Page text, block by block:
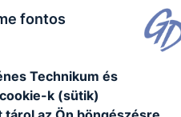
fontos
Technikum és
k (sütik)